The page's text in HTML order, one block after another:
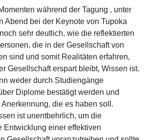
während der Tagung , unter
Abend bei der Keynote von Tupoka
sehr deutlich, wie die reflektierten
die in der Gesellschaft von
sind und somit Realitäten erfahren,
Gesellschaft erspart bleibt, Wissen ist.
weder durch Studiengänge
Diplome bestätigt werden und
die es haben soll.
ist unentbehrlich, um die
Entwicklung einer effektiven